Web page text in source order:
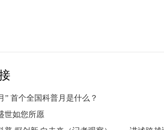
” 首个全国科普月是什么？
世如您所愿